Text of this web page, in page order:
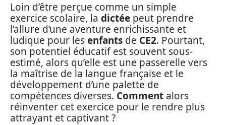
Loin d’être perçue comme un simple
exercice scolaire, la dictée peut prendre
l’allure d’une aventure enrichissante et
ludique pour lesenfants de CE2. Pourtant,
son potentiel éducatif est souvent sous-
estimé, alors qu’elle est une passerelle vers
la maîtrise de la langue française et le
développement d’une palette de
compétences diverses. Comment alors
réinventer cet exercice pour le rendre plus
attrayant et captivant ?